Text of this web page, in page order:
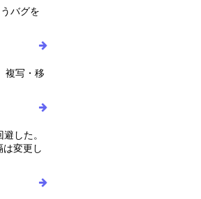
バグを
複写・移
した。
変更し